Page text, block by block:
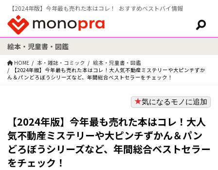
【2024年版】今年最も売れた本はコレ！ おすすめベストバイ情報
検索:
絵本・児童書・図鑑
HOME 本・雑誌・コミック
絵本・児童書・図鑑
【2024年版】今年最も売れた本はコレ！大人気不動産ミステリーや大ピンチずか
ん＆パンどろぼうシリーズなど、年間総合ベストセラーをチェック！
気になるモノに追加
【2024年版】今年最も売れた本はコレ！大人
気不動産ミステリーや大ピンチずかん＆パン
どろぼうシリーズなど、年間総合ベストセラー
をチェック！